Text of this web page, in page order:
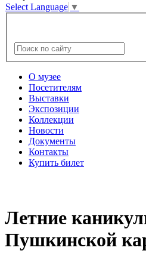
Select Language ▼
О музее
Посетителям
Выставки
Экспозиции
Коллекции
Новости
Документы
Контакты
Купить билет
Летние
Пушкинской